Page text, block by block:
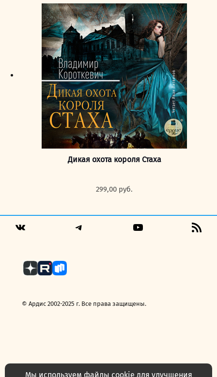
Дикая охота короля Стаха
299,00 руб.
© Ардис 2002-2025 г. Все права защищены.
Мы используем файлы cookie для улучшения